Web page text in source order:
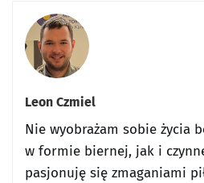
Leon Czmiel
Nie wyobrażam sobie życia
w formie biernej, jak i
pasjonuję się zmaganiami